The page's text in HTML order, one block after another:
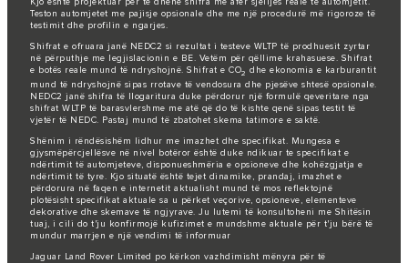
Teston automjetet me pajisje opsionale dhe me një procedurë më rigoroze të
testimit dhe profilin e ngarjes.
Shifrat e ofruara janë NEDC2 si rezultat i testeve WLTP të prodhuesit zyrtar
në përputhje me legjislacionin e BE. Vetëm për qëllime krahasuese. Shifrat
e botës reale mund të ndryshojnë. Shifrat e CO2 dhe ekonomia e karburantit
mund të ndryshojnë sipas rrotave të vendosura dhe pjesëve shtesë opsionale.
NEDC2 janë shifra të llogaritura duke përdorur një formulë qeveritare nga
shifrat WLTP të barasvlershme me atë që do të kishte qenë sipas testit të
vjetër të NEDC. Pastaj mund të zbatohet skema tatimore e saktë.
Shënim i rëndësishëm lidhur me imazhet dhe specifikat. Mungesa e
gjysmëpërcjellësve në nivel botëror është duke ndikuar te specifikat e
ndërtimit të automjeteve, disponueshmëria e opsioneve dhe kohëzgjatja e
ndërtimit të tyre. Kjo situatë është tejet dinamike, prandaj, imazhet e
përdorura në faqen e internetit aktualisht mund të mos reflektojnë
plotësisht specifikat aktuale sa u përket veçorive, opsioneve, elementeve
dekorative dhe skemave të ngjyrave. Ju lutemi të konsultoheni me Shitësin
tuaj, i cili do t'ju konfirmojë kufizimet e mundshme aktuale për t'ju bërë të
mundur marrjen e një vendimi të informuar
Jaguar Land Rover Limited po kërkon vazhdimisht mënyra për të